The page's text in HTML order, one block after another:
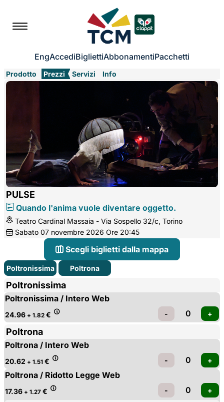
EngAccediBigliettiAbbonamentiPacchetti
Prodotto Prezzi Servizi Info
PULSE
Quando l'anima vuole diventare oggetto.
Teatro Cardinal Massaia - Via Sospello 32/c, Torino
Sabato 07 novembre 2026 Ore 20:45
Scegli biglietti dalla mappa
Poltronissima Poltrona
Poltronissima
Poltronissima / Intero Web
24.96 + 1.82 €
Poltrona
Poltrona / Intero Web
20.62 + 1.51 €
Poltrona / Ridotto Legge Web
17.36 + 1.27 €